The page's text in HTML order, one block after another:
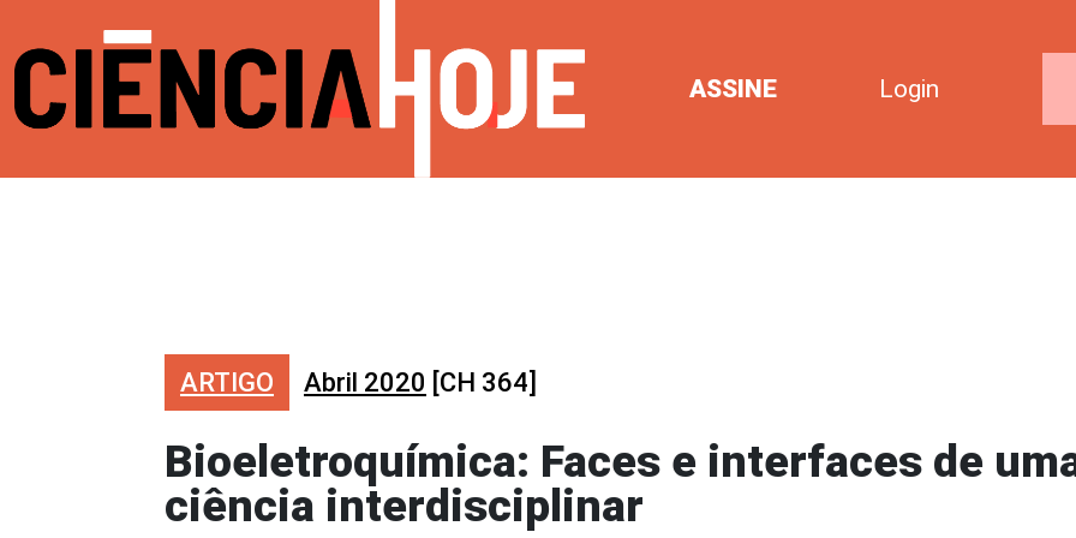
ASSINE Login
ARTIGO Abril 2020 [CH 364]
Bioeletroquímica: Faces e interfaces de
ciência interdisciplinar